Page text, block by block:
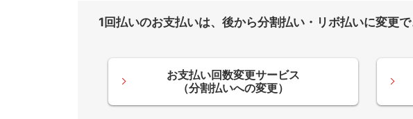
1回払いのお支払いは、後から分割払い・リボ払いに変更で
お支払い回数変更サービス
（分割払いへの変更）